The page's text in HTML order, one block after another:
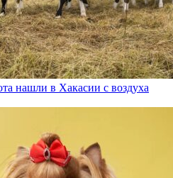
нашли в Хакасии с воздуха